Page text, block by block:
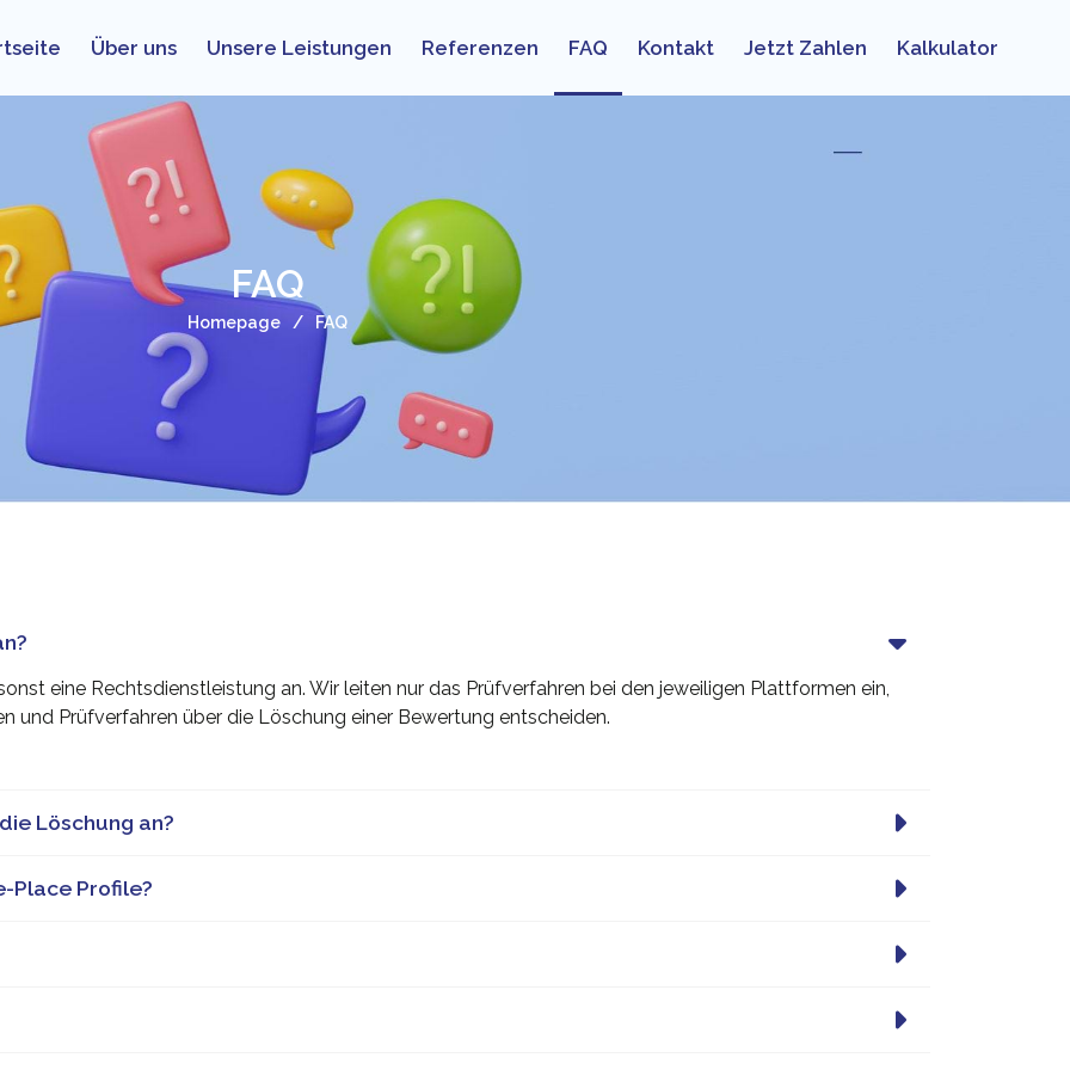
Über uns Unsere Leistungen Referenzen FAQ Kontakt Jetzt Zahlen Kalkulator
FAQ
Homepage FAQ
eine Rechtsdienstleistung an. Wir leiten nur das Prüfverfahren bei den jeweiligen Plattformen ein,
und Prüfverfahren über die Löschung einer Bewertung entscheiden.
Löschung an?
Place Profile?